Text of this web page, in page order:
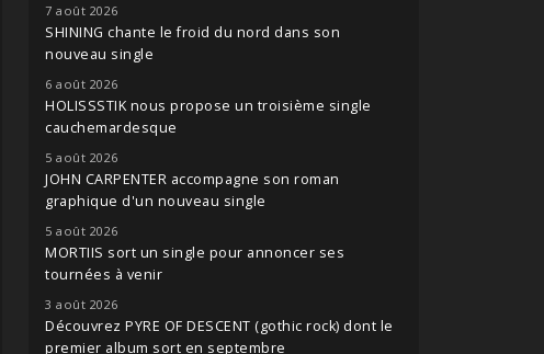
7 août 2026
SHINING chante le froid du nord dans son
nouveau single
6 août 2026
HOLISSSTIK nous propose un troisième single
cauchemardesque
5 août 2026
JOHN CARPENTER accompagne son roman
graphique d'un nouveau single
5 août 2026
MORTIIS sort un single pour annoncer ses
tournées à venir
3 août 2026
Découvrez PYRE OF DESCENT (gothic rock) dont le
premier album sort en septembre